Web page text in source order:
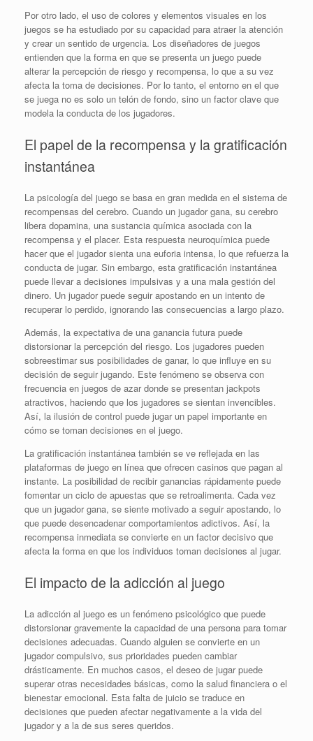
Por otro lado, el uso de colores y elementos visuales en los
juegos se ha estudiado por su capacidad para atraer la atención
y crear un sentido de urgencia. Los diseñadores de juegos
entienden que la forma en que se presenta un juego puede
alterar la percepción de riesgo y recompensa, lo que a su vez
afecta la toma de decisiones. Por lo tanto, el entorno en el que
se juega no es solo un telón de fondo, sino un factor clave que
modela la conducta de los jugadores.
El papel de la recompensa y la gratificación
instantánea
La psicología del juego se basa en gran medida en el sistema de
recompensas del cerebro. Cuando un jugador gana, su cerebro
libera dopamina, una sustancia química asociada con la
recompensa y el placer. Esta respuesta neuroquímica puede
hacer que el jugador sienta una euforia intensa, lo que refuerza la
conducta de jugar. Sin embargo, esta gratificación instantánea
puede llevar a decisiones impulsivas y a una mala gestión del
dinero. Un jugador puede seguir apostando en un intento de
recuperar lo perdido, ignorando las consecuencias a largo plazo.
Además, la expectativa de una ganancia futura puede
distorsionar la percepción del riesgo. Los jugadores pueden
sobreestimar sus posibilidades de ganar, lo que influye en su
decisión de seguir jugando. Este fenómeno se observa con
frecuencia en juegos de azar donde se presentan jackpots
atractivos, haciendo que los jugadores se sientan invencibles.
Así, la ilusión de control puede jugar un papel importante en
cómo se toman decisiones en el juego.
La gratificación instantánea también se ve reflejada en las
plataformas de juego en línea que ofrecen casinos que pagan al
instante. La posibilidad de recibir ganancias rápidamente puede
fomentar un ciclo de apuestas que se retroalimenta. Cada vez
que un jugador gana, se siente motivado a seguir apostando, lo
que puede desencadenar comportamientos adictivos. Así, la
recompensa inmediata se convierte en un factor decisivo que
afecta la forma en que los individuos toman decisiones al jugar.
El impacto de la adicción al juego
La adicción al juego es un fenómeno psicológico que puede
distorsionar gravemente la capacidad de una persona para tomar
decisiones adecuadas. Cuando alguien se convierte en un
jugador compulsivo, sus prioridades pueden cambiar
drásticamente. En muchos casos, el deseo de jugar puede
superar otras necesidades básicas, como la salud financiera o el
bienestar emocional. Esta falta de juicio se traduce en
decisiones que pueden afectar negativamente a la vida del
jugador y a la de sus seres queridos.